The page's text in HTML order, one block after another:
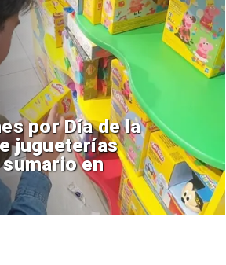
por Día de la
jugueterías
en